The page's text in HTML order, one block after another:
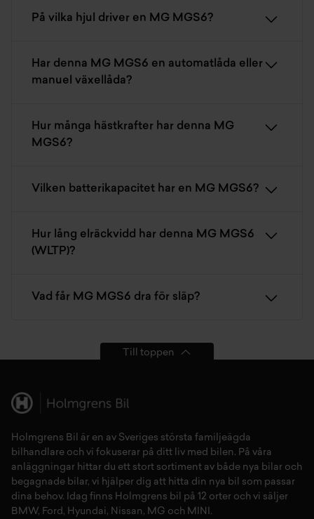
På vilka hjul driver en MG MGS6?
Har denna MG MGS6 en automatlåda eller
manuel växellåda?
Hur många hästkrafter har denna MG
MGS6?
Vilken batterikapacitet har en MG MGS6?
Hur lång elräckvidd har denna MG MGS6
(WLTP)?
Vad får MG MGS6 dra för släp?
Till toppen
Holmgrens Bil är en av Sveriges största familjeägda
bilhandlare och vi fokuserar på ditt liv med bilen. På våra
anläggningar hittar du ett stort sortiment av både nya bilar och
begagnade bilar, vi hjälper dig att hitta din nya bil som passar
dina behov. Idag finns Holmgrens bil på 12 orter och vi säljer
BMW, Ford , Hyundai, Nissan , MG och MINI .